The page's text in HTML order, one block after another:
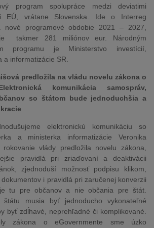
program spolupráce medzi deviatimi
EÚ, vrátane Slovenska. Ide o Interreg
nové programové obdobie 2021 – 2027,
takmer 281 miliónov eur. Národným
programu je Ministerstvo investícií,
informatizácie SR.
predložila na vládu novelu zákona o
komunikácia samospráv,
so štátom bude jednoduchšia a
elektronickú komunikáciu so
a ministerka informatizácie Veronika
vlády predložila novelu zákona,
pravidlá pri zriaďovaní a deaktivácii
zjednoduší možnosť podpisu klikom,
i pravidlá pri zaručenej konverzii
je tu pre občanov a nie občania pre štát.
štátu musia byť jednoducho vykonateľné
byť zdĺhavé, neprehľadné či komplikované.
zákona o eGovernmente sme úzko